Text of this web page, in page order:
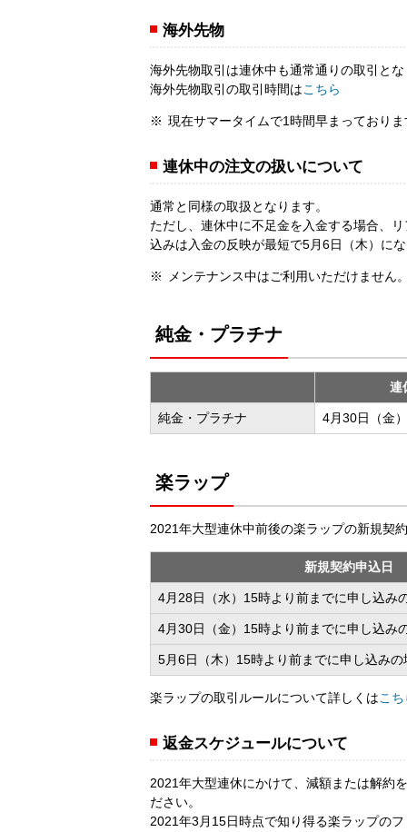
海外先物
海外先物取引は連休中も通常通りの取引と
海外先物取引の取引時間はこちら
現在サマータイムで1時間早まっており
連休中の注文の扱いについて
通常と同様の取扱となります。
ただし、連休中に不足金を入金する場合、
込みは入金の反映が最短で5月6日（木）に
メンテナンス中はご利用いただけません
純金・プラチナ
連
純金・プラチナ 4月30日（金
楽ラップ
2021年大型連休中前後の楽ラップの新規契
新規契約申込日
4月28日（水）15時より前までに申し込み
4月30日（金）15時より前までに申し込み
5月6日（木）15時より前までに申し込みの
楽ラップの取引ルールについて詳しくはこ
返金スケジュールについて
2021年大型連休にかけて、減額または解約
ださい。
2021年3月15日時点で知り得る楽ラップの